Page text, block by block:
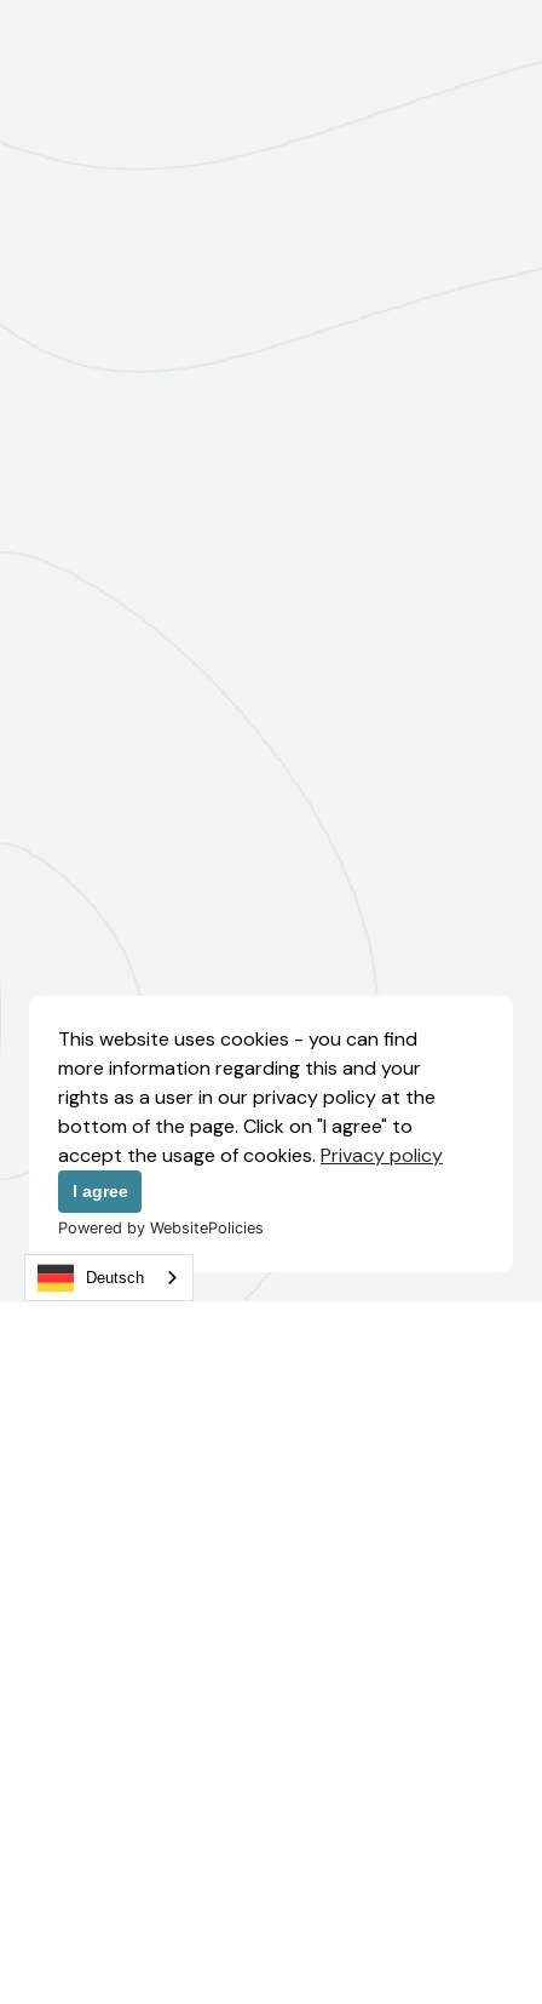
This website uses cookies - you can find
more information regarding this and your
rights as a user in our privacy policy at the
bottom of the page. Click on "I agree" to
accept the usage of cookies. Privacy policy
I agree
Powered by WebsitePolicies
Deutsch